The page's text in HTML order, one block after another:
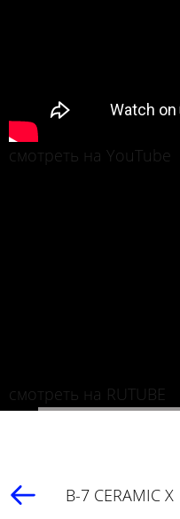
смотреть на YouTube
смотреть на RUTUBE
B-7 CERAMIC X